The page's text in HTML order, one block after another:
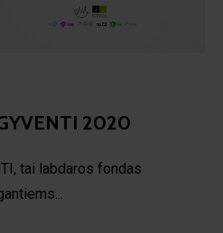
2020
tai labdaros fondas